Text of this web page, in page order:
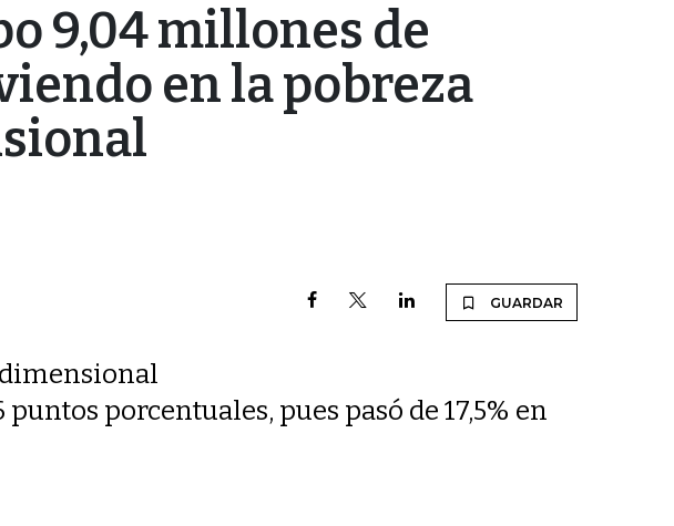
9,04 millones de
en la pobreza
GUARDAR
porcentuales, pues pasó de 17,5% en